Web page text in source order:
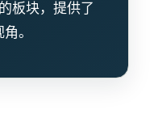
板块，提供了
。